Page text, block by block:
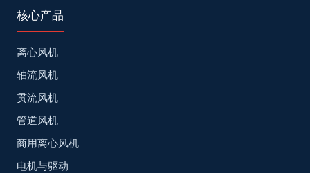
核心产品
离心风机
轴流风机
贯流风机
管道风机
商用离心风机
电机与驱动